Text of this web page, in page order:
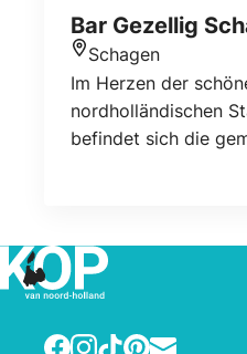
Bar Gezellig
Standort
Schagen
Im Herzen der
nordholländischen
befindet sich die
schönes Bier
Facebook
Instagram
TikTokPinterest
E-mail